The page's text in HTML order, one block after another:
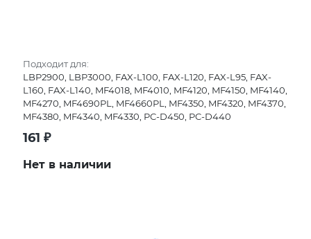
Подходит для:
LBP2900, LBP3000, FAX-L100, FAX-L120, FAX-L95, FAX-
L160, FAX-L140, MF4018, MF4010, MF4120, MF4150, MF4140,
MF4270, MF4690PL, MF4660PL, MF4350, MF4320, MF4370,
MF4380, MF4340, MF4330, PC-D450, PC-D440
161 ₽
Нет в наличии